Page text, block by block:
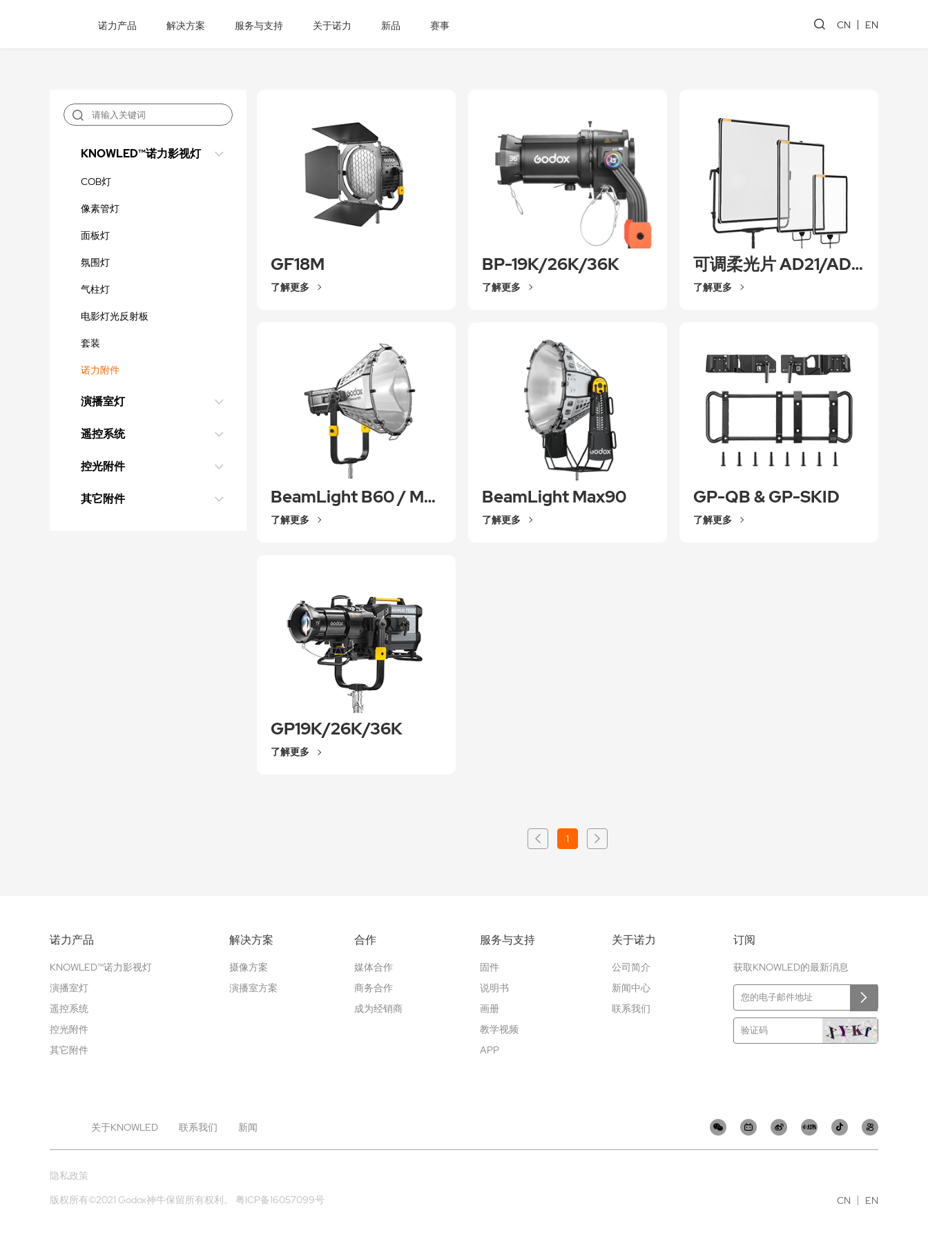
诺力产品 解决方案 服务与支持 关于诺力 新品 赛事 CN EN
KNOWLED™诺力影视灯
COB灯
像素管灯
面板灯
氛围灯
气柱灯
电影灯光反射板
套装
诺力附件
演播室灯
遥控系统
控光附件
其它附件
GF18M
了解更多
BP-19K/26K/36K
了解更多
可调柔光片 AD21/AD32/AD33
了解更多
BeamLight B60 / Max60
了解更多
BeamLight Max90
了解更多
GP-QB & GP-SKID
了解更多
GP19K/26K/36K
了解更多
1
诺力产品
KNOWLED™诺力影视灯
演播室灯
遥控系统
控光附件
其它附件
解决方案
摄像方案
演播室方案
合作
媒体合作
商务合作
成为经销商
服务与支持
固件
说明书
画册
教学视频
APP
关于诺力
公司简介
新闻中心
联系我们
订阅
获取KNOWLED的最新消息
关于KNOWLED 联系我们 新闻
隐私政策
版权所有©2021 Godox神牛保留所有权利。
粤ICP备16057099号 CN EN